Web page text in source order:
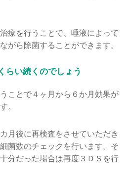
療を行うことで、唾液によって
がら除菌することができます。
らい続くのでしょう
ことで４ヶ月から６か月効果が
。
月後に再検査をさせていただき
菌数のチェックを行います。そ
分だった場合は再度３ＤＳを行